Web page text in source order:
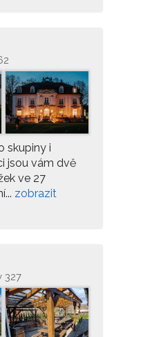
skupiny i
jsou vám dvě
ve 27
zobrazit
327